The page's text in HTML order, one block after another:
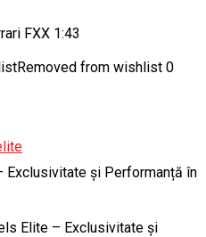
FXX 1:43
Removed from wishlist 0
Exclusivitate și Performanță în
Elite – Exclusivitate și